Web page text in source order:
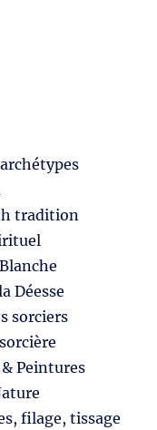
tradition
Déesse
sorciers
Peintures
filage, tissage